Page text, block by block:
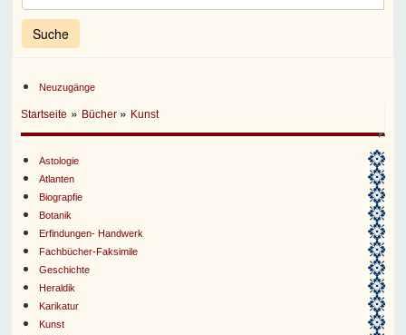
Neuzugänge
Startseite » Bücher » Kunst
Astologie
Atlanten
Biograpfie
Botanik
Erfindungen- Handwerk
Fachbücher-Faksimile
Geschichte
Heraldik
Karikatur
Kunst